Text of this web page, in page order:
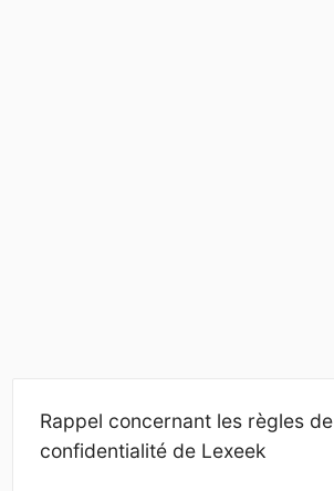
Rappel concernant les règles de
confidentialité de Lexeek